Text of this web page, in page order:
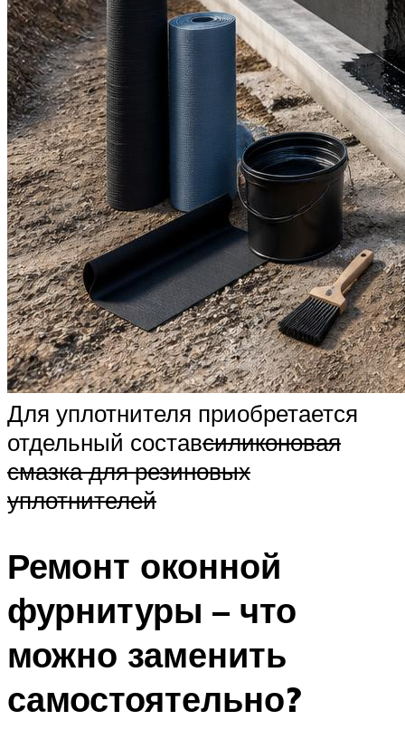
Для уплотнителя приобретается
отдельный составсиликоновая
смазка для резиновых
уплотнителей
Ремонт оконной
фурнитуры – что
можно заменить
самостоятельно?